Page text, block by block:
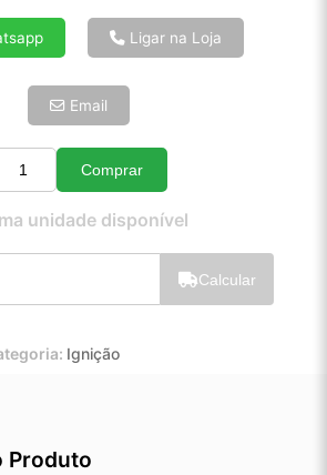
Ligar na Loja
Email
Quantidade
Comprar
unidade disponível
Calcular
Ignição
Produto